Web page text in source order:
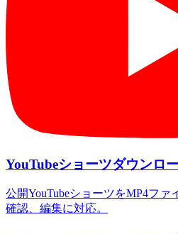
YouTubeショーツダウンロ
公開YouTubeショーツをMP4ファ
確認、編集に対応。